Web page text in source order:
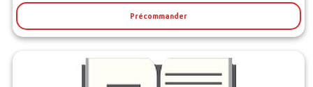
Précommander